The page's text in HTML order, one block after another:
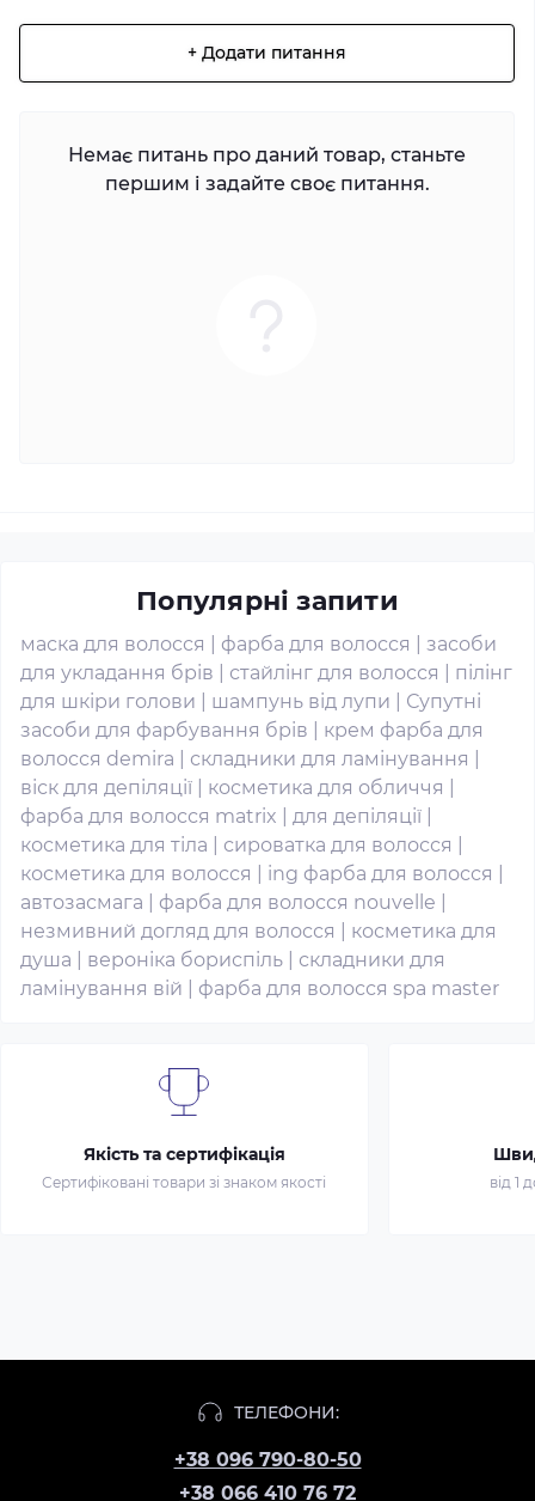
+ Додати питання
Немає питань про даний товар, станьте
першим і задайте своє питання.
Популярні запити
маска для волосся фарба для волосся
засоби
для укладання брів
стайлінг для волосся
пілінг
для шкіри голови
шампунь від лупи
Супутні
засоби для фарбування брів
крем фарба для
волосся demira
складники для ламінування
віск для депіляції
косметика для обличчя
фарба для волосся matrix
для депіляції
косметика для тіла
сироватка для волосся
косметика для волосся
ing фарба для волосся
автозасмага
фарба для волосся nouvelle
незмивний догляд для волосся
косметика для
душа
вероніка бориспіль
складники для
ламінування вій
фарба для волосся spa master
Якість та сертифікація
Сертифіковані товари зі знаком якості від 1
ТЕЛЕФОНИ:
+38 096 790-80-50
+38 066 410 76 72